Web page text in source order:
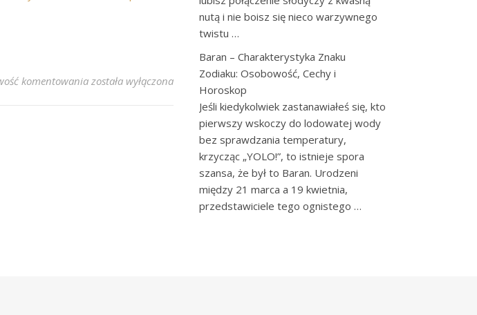
komentowaniaJoanna Kudzbalska: Przełamywanie Barier w Polskim Showbiznesie
została wyłączona
nutą i nie boisz się nieco warzywnego
twistu …
Baran – Charakterystyka Znaku
Zodiaku: Osobowość, Cechy i
Horoskop
Jeśli kiedykolwiek zastanawiałeś się, kto
pierwszy wskoczy do lodowatej wody
bez sprawdzania temperatury,
krzycząc „YOLO!”, to istnieje spora
szansa, że był to Baran. Urodzeni
między 21 marca a 19 kwietnia,
przedstawiciele tego ognistego …